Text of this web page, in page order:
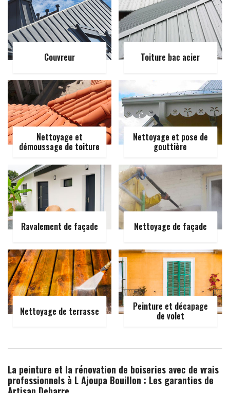
Couvreur Toiture bac acier
Nettoyage et
démoussage de toiture
Nettoyage et pose de
gouttière
Ravalement de façade Nettoyage de façade
Nettoyage de terrasse Peinture et décapage
de volet
La peinture et la rénovation de boiseries avec de vrais
professionnels à L Ajoupa Bouillon : Les garanties de